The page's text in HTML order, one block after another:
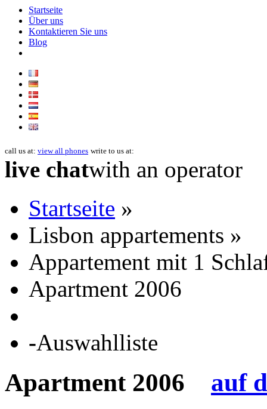
Startseite
Über uns
Kontaktieren Sie uns
Blog
call us at: view all phones write to us at:
live chatwith an operator
Startseite »
Lisbon appartements »
Appartement mit 1
Apartment 2006
-Auswahlliste
Apartment 2006 auf